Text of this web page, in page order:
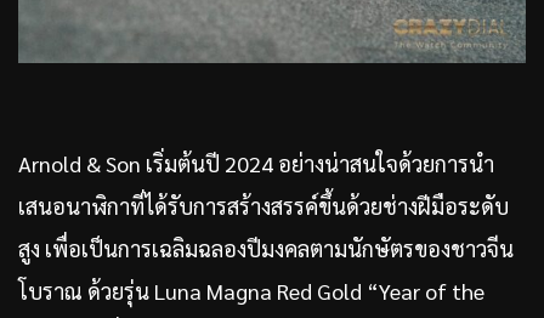
Arnold & Son เริ่มต้นปี 2024 อย่างน่าสนใจด้วยการนำ
เสนอนาฬิกาที่ได้รับการสร้างสรรค์ขึ้นด้วยช่างฝีมือระดับ
สูง เพื่อเป็นการเฉลิมฉลองปีมงคลตามนักษัตรของชาวจีน
โบราณ ด้วยรุ่น Luna Magna Red Gold “Year of the